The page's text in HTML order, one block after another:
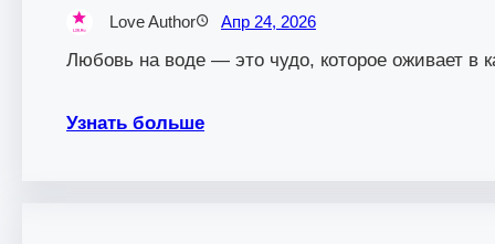
Love Author Апр 24, 2026
Любовь на воде — это чудо, которое оживает в
Узнать больше